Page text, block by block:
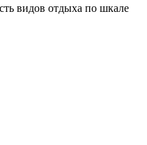
видов отдыха по шкале